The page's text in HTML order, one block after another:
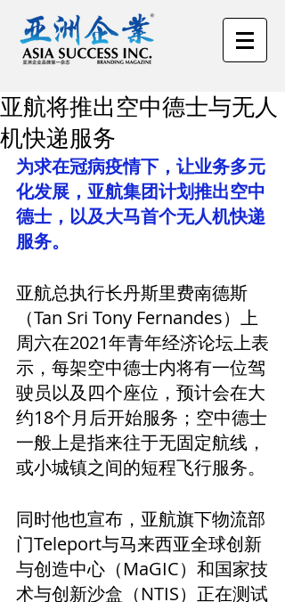
亚航将推出空中德士与无人
机快递服务
为求在冠病疫情下，让业务多元
化发展，亚航集团计划推出空中
德士，以及大马首个无人机快递
服务。
亚航总执行长丹斯里费南德斯
（Tan Sri Tony Fernandes）上
周六在2021年青年经济论坛上表
示，每架空中德士内将有一位驾
驶员以及四个座位，预计会在大
约18个月后开始服务；空中德士
一般上是指来往于无固定航线，
或小城镇之间的短程飞行服务。
同时他也宣布，亚航旗下物流部
门Teleport与马来西亚全球创新
与创造中心（MaGIC） 和国家技
术与创新沙盒（NTIS） 正在测试